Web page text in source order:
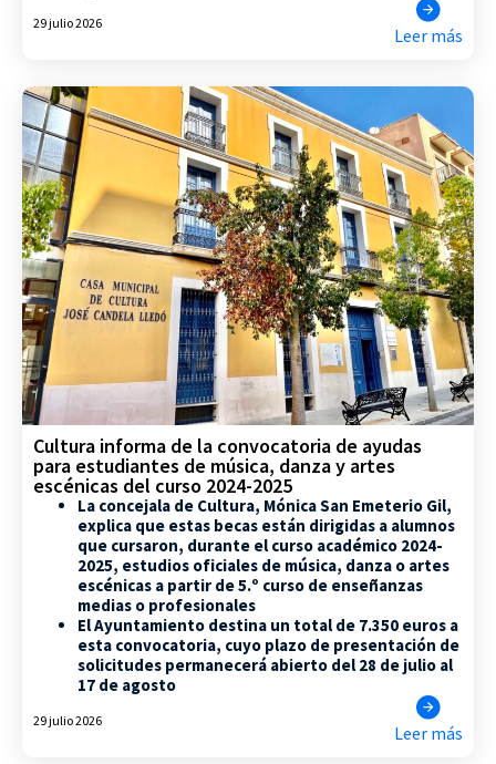
29 julio 2026
Leer más
Cultura informa de la convocatoria de ayudas
para estudiantes de música, danza y artes
escénicas del curso 2024-2025
La concejala de Cultura, Mónica San Emeterio Gil,
explica que estas becas están dirigidas a alumnos
que cursaron, durante el curso académico 2024-
2025, estudios oficiales de música, danza o artes
escénicas a partir de 5.º curso de enseñanzas
medias o profesionales
El Ayuntamiento destina un total de 7.350 euros a
esta convocatoria, cuyo plazo de presentación de
solicitudes permanecerá abierto del 28 de julio al
17 de agosto
29 julio 2026
Leer más